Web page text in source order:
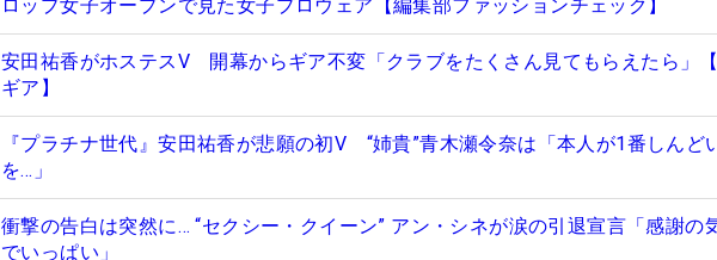
ロップ女子オープンで見た女子プロウェア【編集部ファッションチェック】
安田祐香がホステスV 開幕からギア不変「クラブをたくさん見てもらえたら」
ギア】
『プラチナ世代』安田祐香が悲願の初V “姉貴”青木瀬令奈は「本人が1番しんど
を…」
衝撃の告白は突然に… “セクシー・クイーン” アン・シネが涙の引退宣言「感謝の
でいっぱい」